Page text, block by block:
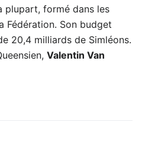
plupart, formé dans les
Fédération. Son budget
20,4 milliards de Simléons.
Valentin Van